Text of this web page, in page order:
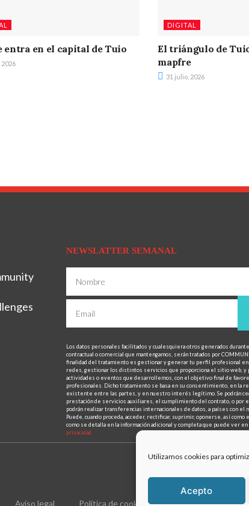
Utilizamos cookies para
Acepto
entra en el capital de Tuio
2026
DIGITAL
El triángulo de
mapfre
31 julio, 2026
NEWSLATTER SEMANAL
Los datos personales facilitados y cualesquiera otros generados
contractual o comercial que mantengamos, serán tratados por
finalidad del tratamiento es gestionar y generar tu perfil profesional en
redes, gestionar los distintos servicios que proporciona el sitio web, y
actividades o eventos que desarrollemos, con el objetivo final de
profesionales. Dicho tratamiento se basa en su consentimiento, en la
existente entre las partes, y en nuestro interés legítimo. Se podrán
prestación de servicios auxiliares, el cumplimiento del contrato, o por
podrán realizar transferencias internacionales de datos, a países con el
Puede, cuando proceda, acceder, rectificar, suprimir, oponerse, así
como se detalla en la información adicional y completa que puede ver
privacidad.
Aviso legal Política de cookies Política de privacidad